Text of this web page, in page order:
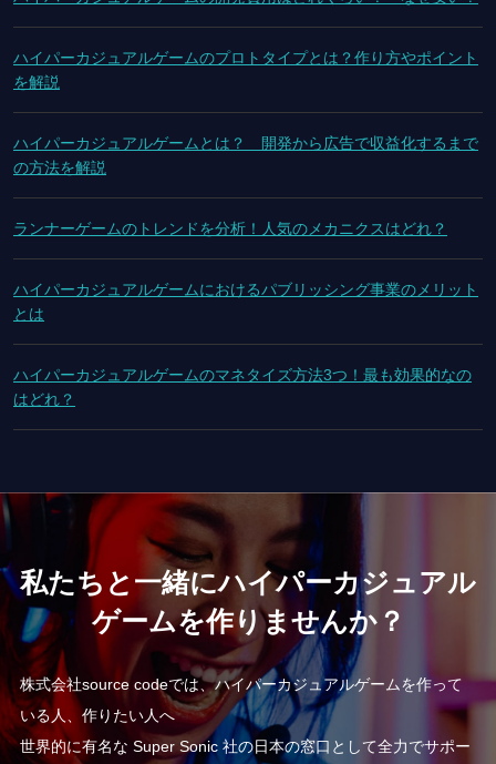
ハイパーカジュアルゲームのプロトタイプとは？作り方やポイント
を解説
ハイパーカジュアルゲームとは？ 開発から広告で収益化するまで
の方法を解説
ランナーゲームのトレンドを分析！人気のメカニクスはどれ？
ハイパーカジュアルゲームにおけるパブリッシング事業のメリット
とは
ハイパーカジュアルゲームのマネタイズ方法3つ！最も効果的なの
はどれ？
私たちと一緒にハイパーカジュアル
ゲームを作りませんか？
株式会社source codeでは、ハイパーカジュアルゲームを作って
いる人、作りたい人へ
世界的に有名な Super Sonic 社の日本の窓口として全力でサポー